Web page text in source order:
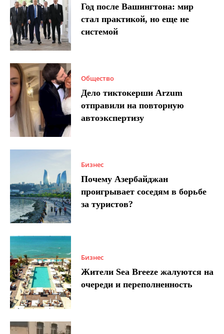
Год после Вашингтона: мир
стал практикой, но еще не
системой
Общество
Дело тиктокерши Arzum
отправили на повторную
автоэкспертизу
Бизнес
Почему Азербайджан
проигрывает соседям в борьбе
за туристов?
Бизнес
Жители Sea Breeze жалуются на
очереди и переполненность